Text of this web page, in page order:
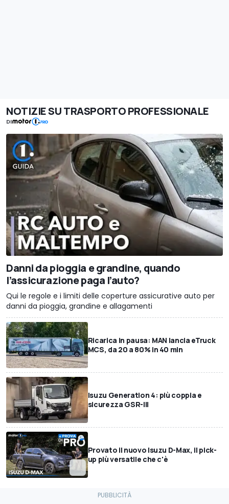
NOTIZIE SU TRASPORTO PROFESSIONALE
DI
Danni da pioggia e grandine, quando
l’assicurazione paga l’auto?
Qui le regole e i limiti delle coperture assicurative auto per
danni da pioggia, grandine e allagamenti
Ricarica in pausa: MAN lancia eTruck
MCS, da 20 a 80% in 40 min
Isuzu Generation 4: più coppia e
sicurezza GSR-III
Provato il nuovo Isuzu D-Max, il pick-
up più versatile che c'è